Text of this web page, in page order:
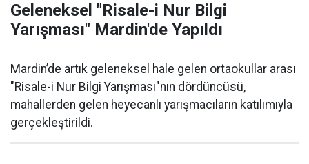
Geleneksel "Risale-i Nur Bilgi
Yarışması" Mardin'de Yapıldı
Mardin’de artık geleneksel hale gelen ortaokullar arası
"Risale-i Nur Bilgi Yarışması"nın dördüncüsü,
mahallerden gelen heyecanlı yarışmacıların katılımıyla
gerçekleştirildi.